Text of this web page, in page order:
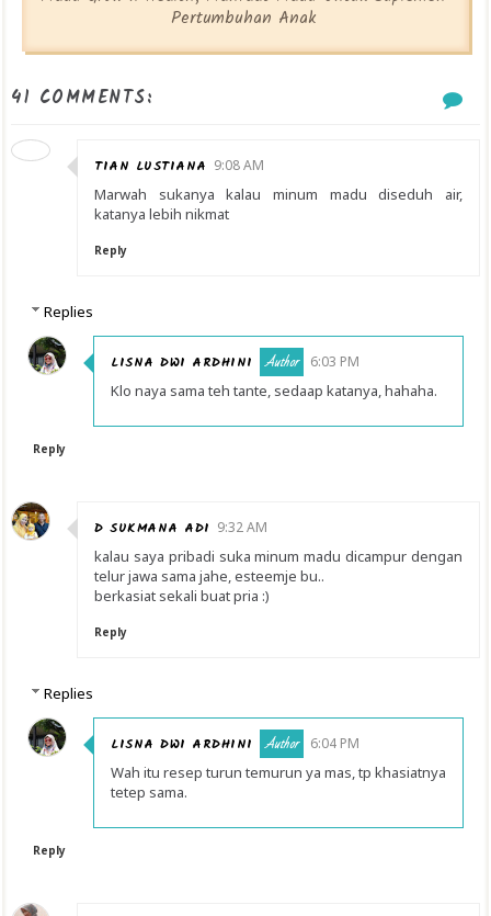
Pertumbuhan Anak
41 COMMENTS:
TIAN LUSTIANA 9:08 AM
Marwah sukanya kalau minum madu diseduh air,
katanya lebih nikmat
Reply
Replies
LISNA DWI ARDHINI 6:03 PM
Klo naya sama teh tante, sedaap katanya, hahaha.
Reply
D SUKMANA ADI 9:32 AM
kalau saya pribadi suka minum madu dicampur dengan
telur jawa sama jahe, esteemje bu..
berkasiat sekali buat pria :)
Reply
Replies
LISNA DWI ARDHINI 6:04 PM
Wah itu resep turun temurun ya mas, tp khasiatnya
tetep sama.
Reply